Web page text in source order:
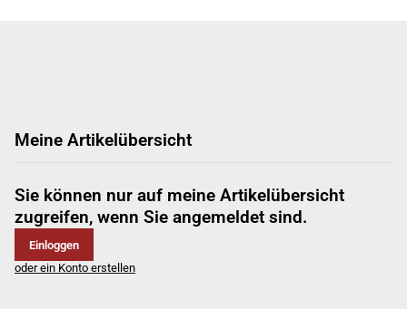
Meine Artikelübersicht
Sie können nur auf meine Artikelübersicht
zugreifen, wenn Sie angemeldet sind.
Einloggen
oder ein Konto erstellen